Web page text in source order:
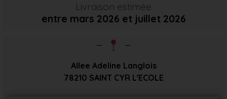
Livraison estimée
entre mars 2026 et juillet 2026
Allee Adeline Langlois
78210 SAINT CYR L'ECOLE